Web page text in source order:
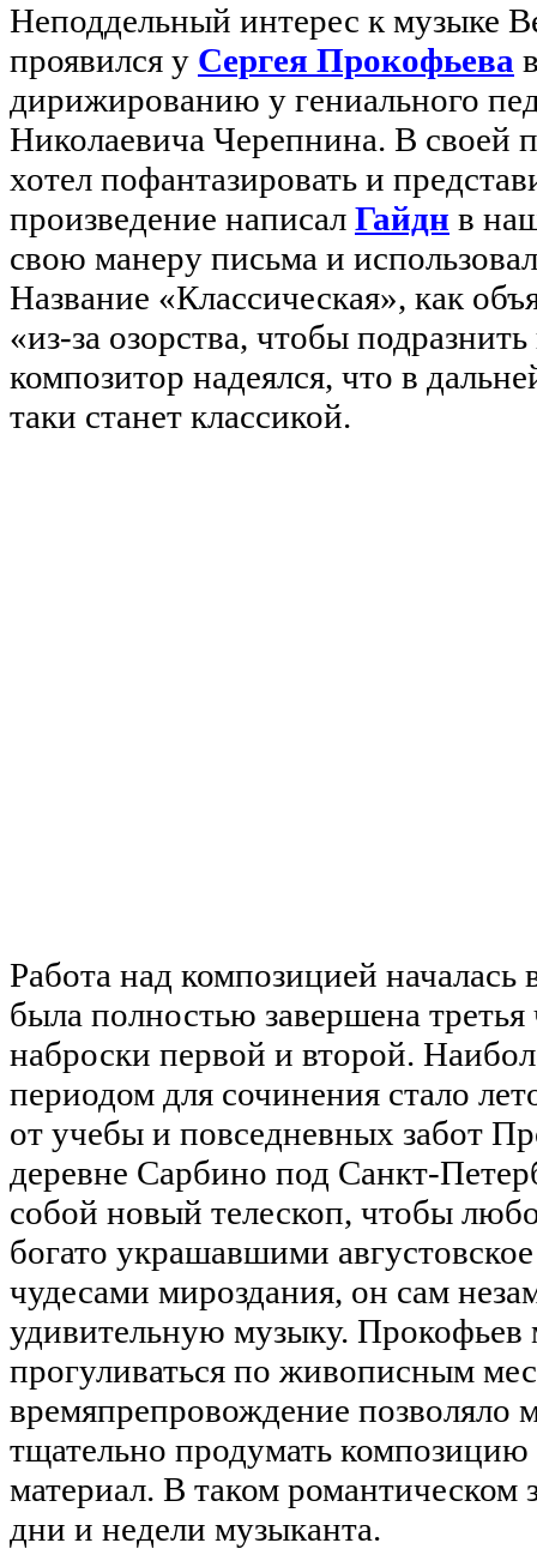
Неподдельный интерес к музыке
проявился у Сергея Прокофьева
дирижированию у гениального
Николаевича Черепнина. В своей
хотел пофантазировать и
произведение написал Гайдн в
свою манеру письма и
Название «Классическая», как
«из-за озорства, чтобы
композитор надеялся, что в
таки станет классикой.
Работа над композицией началась
была полностью завершена третья
наброски первой и второй.
периодом для сочинения стало
от учебы и повседневных забот
деревне Сарбино под Санкт-
собой новый телескоп, чтобы
богато украшавшими
чудесами мироздания, он сам
удивительную музыку. Прокофьев
прогуливаться по живописным
времяпрепровождение позволяло
тщательно продумать
материал. В таком романтическом
дни и недели музыканта.